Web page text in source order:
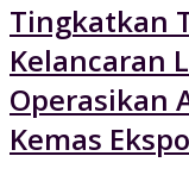
Tingkatkan
Kelancaran
Operasikan
Kemas